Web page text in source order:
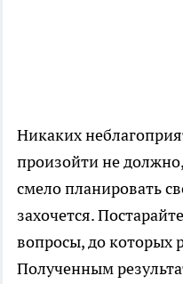
Никаких
произойти не
смело планировать
захочется.
вопросы, до которых
Полученным